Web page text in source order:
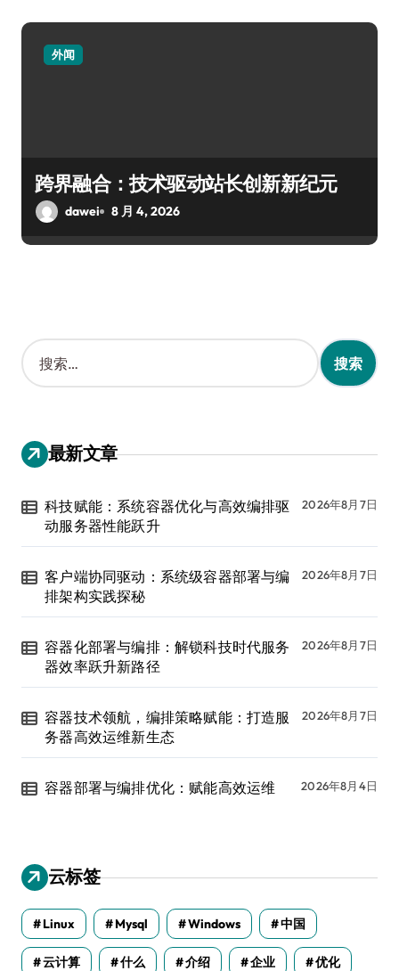
外闻
跨界融合：技术驱动站长创新新纪元
dawei 8 月 4, 2026
搜
索
：
最新文章
科技赋能：系统容器优化与高效编排驱
动服务器性能跃升
2026年8月7日
客户端协同驱动：系统级容器部署与编
排架构实践探秘
2026年8月7日
容器化部署与编排：解锁科技时代服务
器效率跃升新路径
2026年8月7日
容器技术领航，编排策略赋能：打造服
务器高效运维新生态
2026年8月7日
容器部署与编排优化：赋能高效运维 2026年8月4日
云标签
Linux Mysql Windows 中国
云计算 什么 介绍 企业 优化